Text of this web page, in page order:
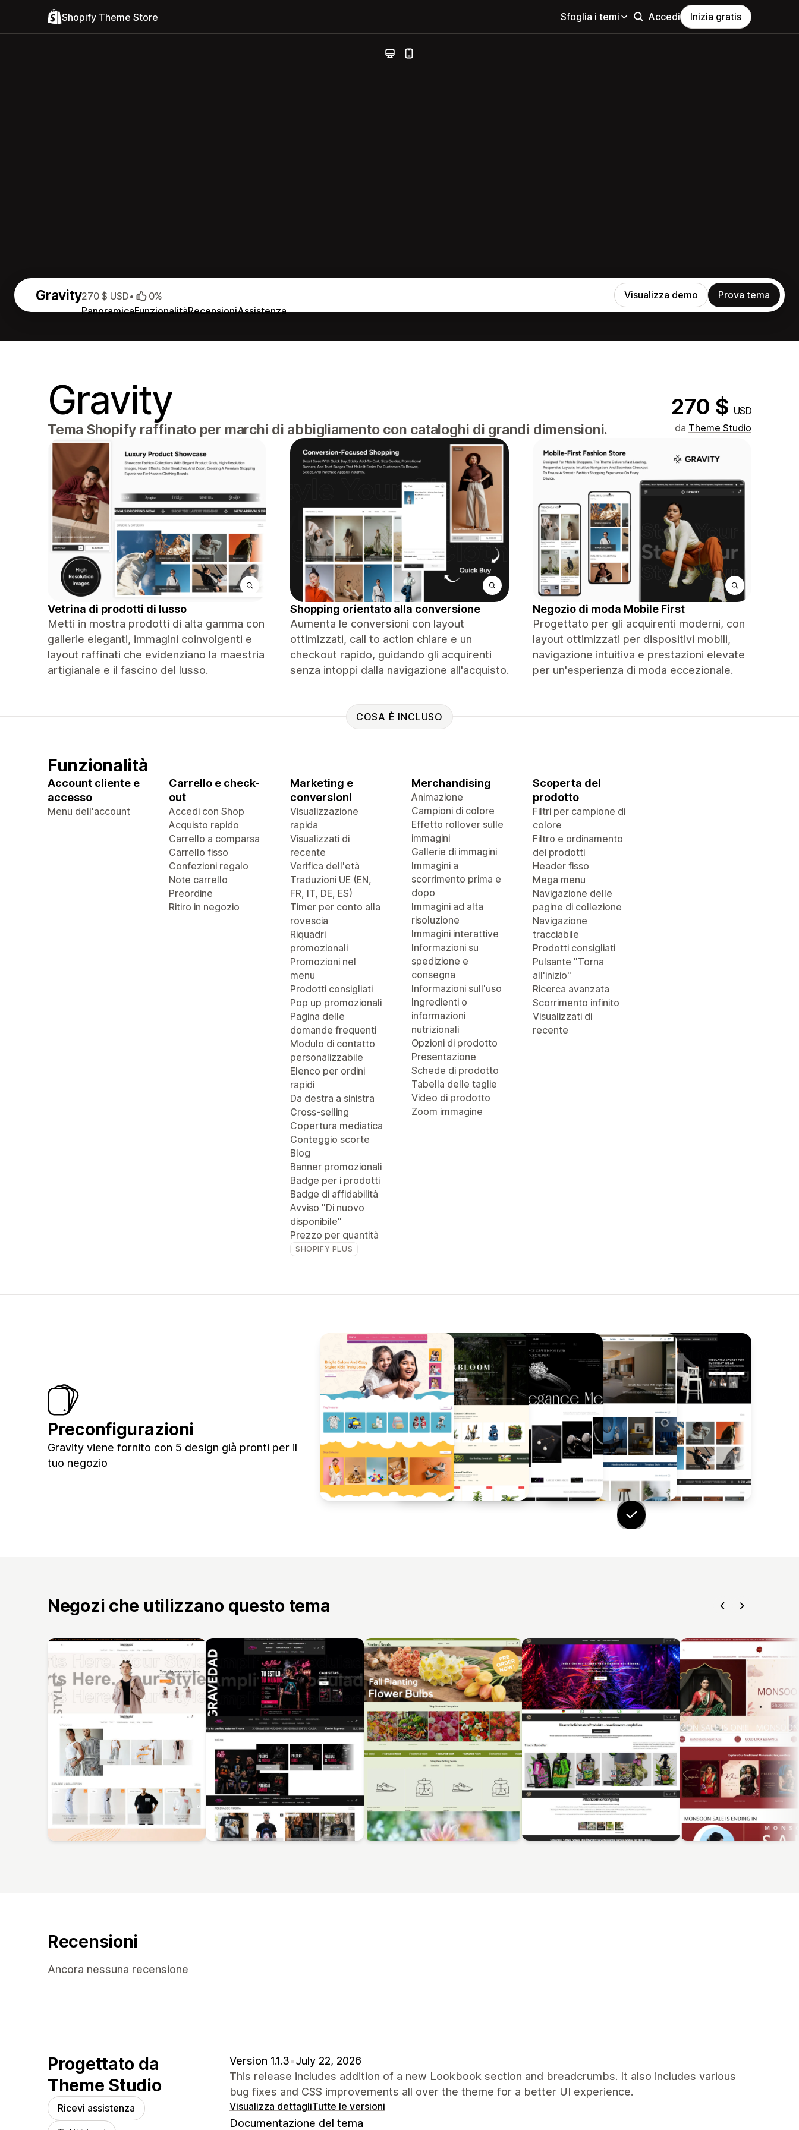
Shopify Theme Store Sfoglia i temi Accedi Inizia gratis
Gravity
PanoramicaFunzionalitàRecensioniAssistenza
270 $ USD• 0% Visualizza demo Prova tema
Gravity 270 $ USD
Tema Shopify raffinato per marchi di abbigliamento con cataloghi di grandi dimensioni. da Theme Studio
Vetrina di prodotti di lusso
Metti in mostra prodotti di alta gamma con
gallerie eleganti, immagini coinvolgenti e
layout raffinati che evidenziano la maestria
artigianale e il fascino del lusso.
Shopping orientato alla conversione
Aumenta le conversioni con layout
ottimizzati, call to action chiare e un
checkout rapido, guidando gli acquirenti
senza intoppi dalla navigazione all'acquisto.
Negozio di moda Mobile First
Progettato per gli acquirenti moderni, con
layout ottimizzati per dispositivi mobili,
navigazione intuitiva e prestazioni elevate
per un'esperienza di moda eccezionale.
COSA È INCLUSO
Funzionalità
Account cliente e
accesso
Menu dell'account
Carrello e check-
out
Accedi con Shop
Acquisto rapido
Carrello a comparsa
Carrello fisso
Confezioni regalo
Note carrello
Preordine
Ritiro in negozio
Marketing e
conversioni
Visualizzazione
rapida
Visualizzati di
recente
Verifica dell'età
Traduzioni UE (EN,
FR, IT, DE, ES)
Timer per conto alla
rovescia
Riquadri
promozionali
Promozioni nel
menu
Prodotti consigliati
Pop up promozionali
Pagina delle
domande frequenti
Modulo di contatto
personalizzabile
Elenco per ordini
rapidi
Da destra a sinistra
Cross-selling
Copertura mediatica
Conteggio scorte
Blog
Banner promozionali
Badge per i prodotti
Badge di affidabilità
Avviso "Di nuovo
disponibile"
Prezzo per quantità
SHOPIFY PLUS
Merchandising
Animazione
Campioni di colore
Effetto rollover sulle
immagini
Gallerie di immagini
Immagini a
scorrimento prima e
dopo
Immagini ad alta
risoluzione
Immagini interattive
Informazioni su
spedizione e
consegna
Informazioni sull'uso
Ingredienti o
informazioni
nutrizionali
Opzioni di prodotto
Presentazione
Schede di prodotto
Tabella delle taglie
Video di prodotto
Zoom immagine
Scoperta del
prodotto
Filtri per campione di
colore
Filtro e ordinamento
dei prodotti
Header fisso
Mega menu
Navigazione delle
pagine di collezione
Navigazione
tracciabile
Prodotti consigliati
Pulsante "Torna
all'inizio"
Ricerca avanzata
Scorrimento infinito
Visualizzati di
recente
Preconfigurazioni
Gravity viene fornito con 5 design già pronti per il
tuo negozio
Negozi che utilizzano questo tema
Recensioni
Ancora nessuna recensione
Progettato da
Theme Studio
Ricevi assistenza
Version 1.1.3•July 22, 2026
This release includes addition of a new Lookbook section and breadcrumbs. It also includes various
bug fixes and CSS improvements all over the theme for a better UI experience.
Visualizza dettagliTutte le versioni
Documentazione del tema